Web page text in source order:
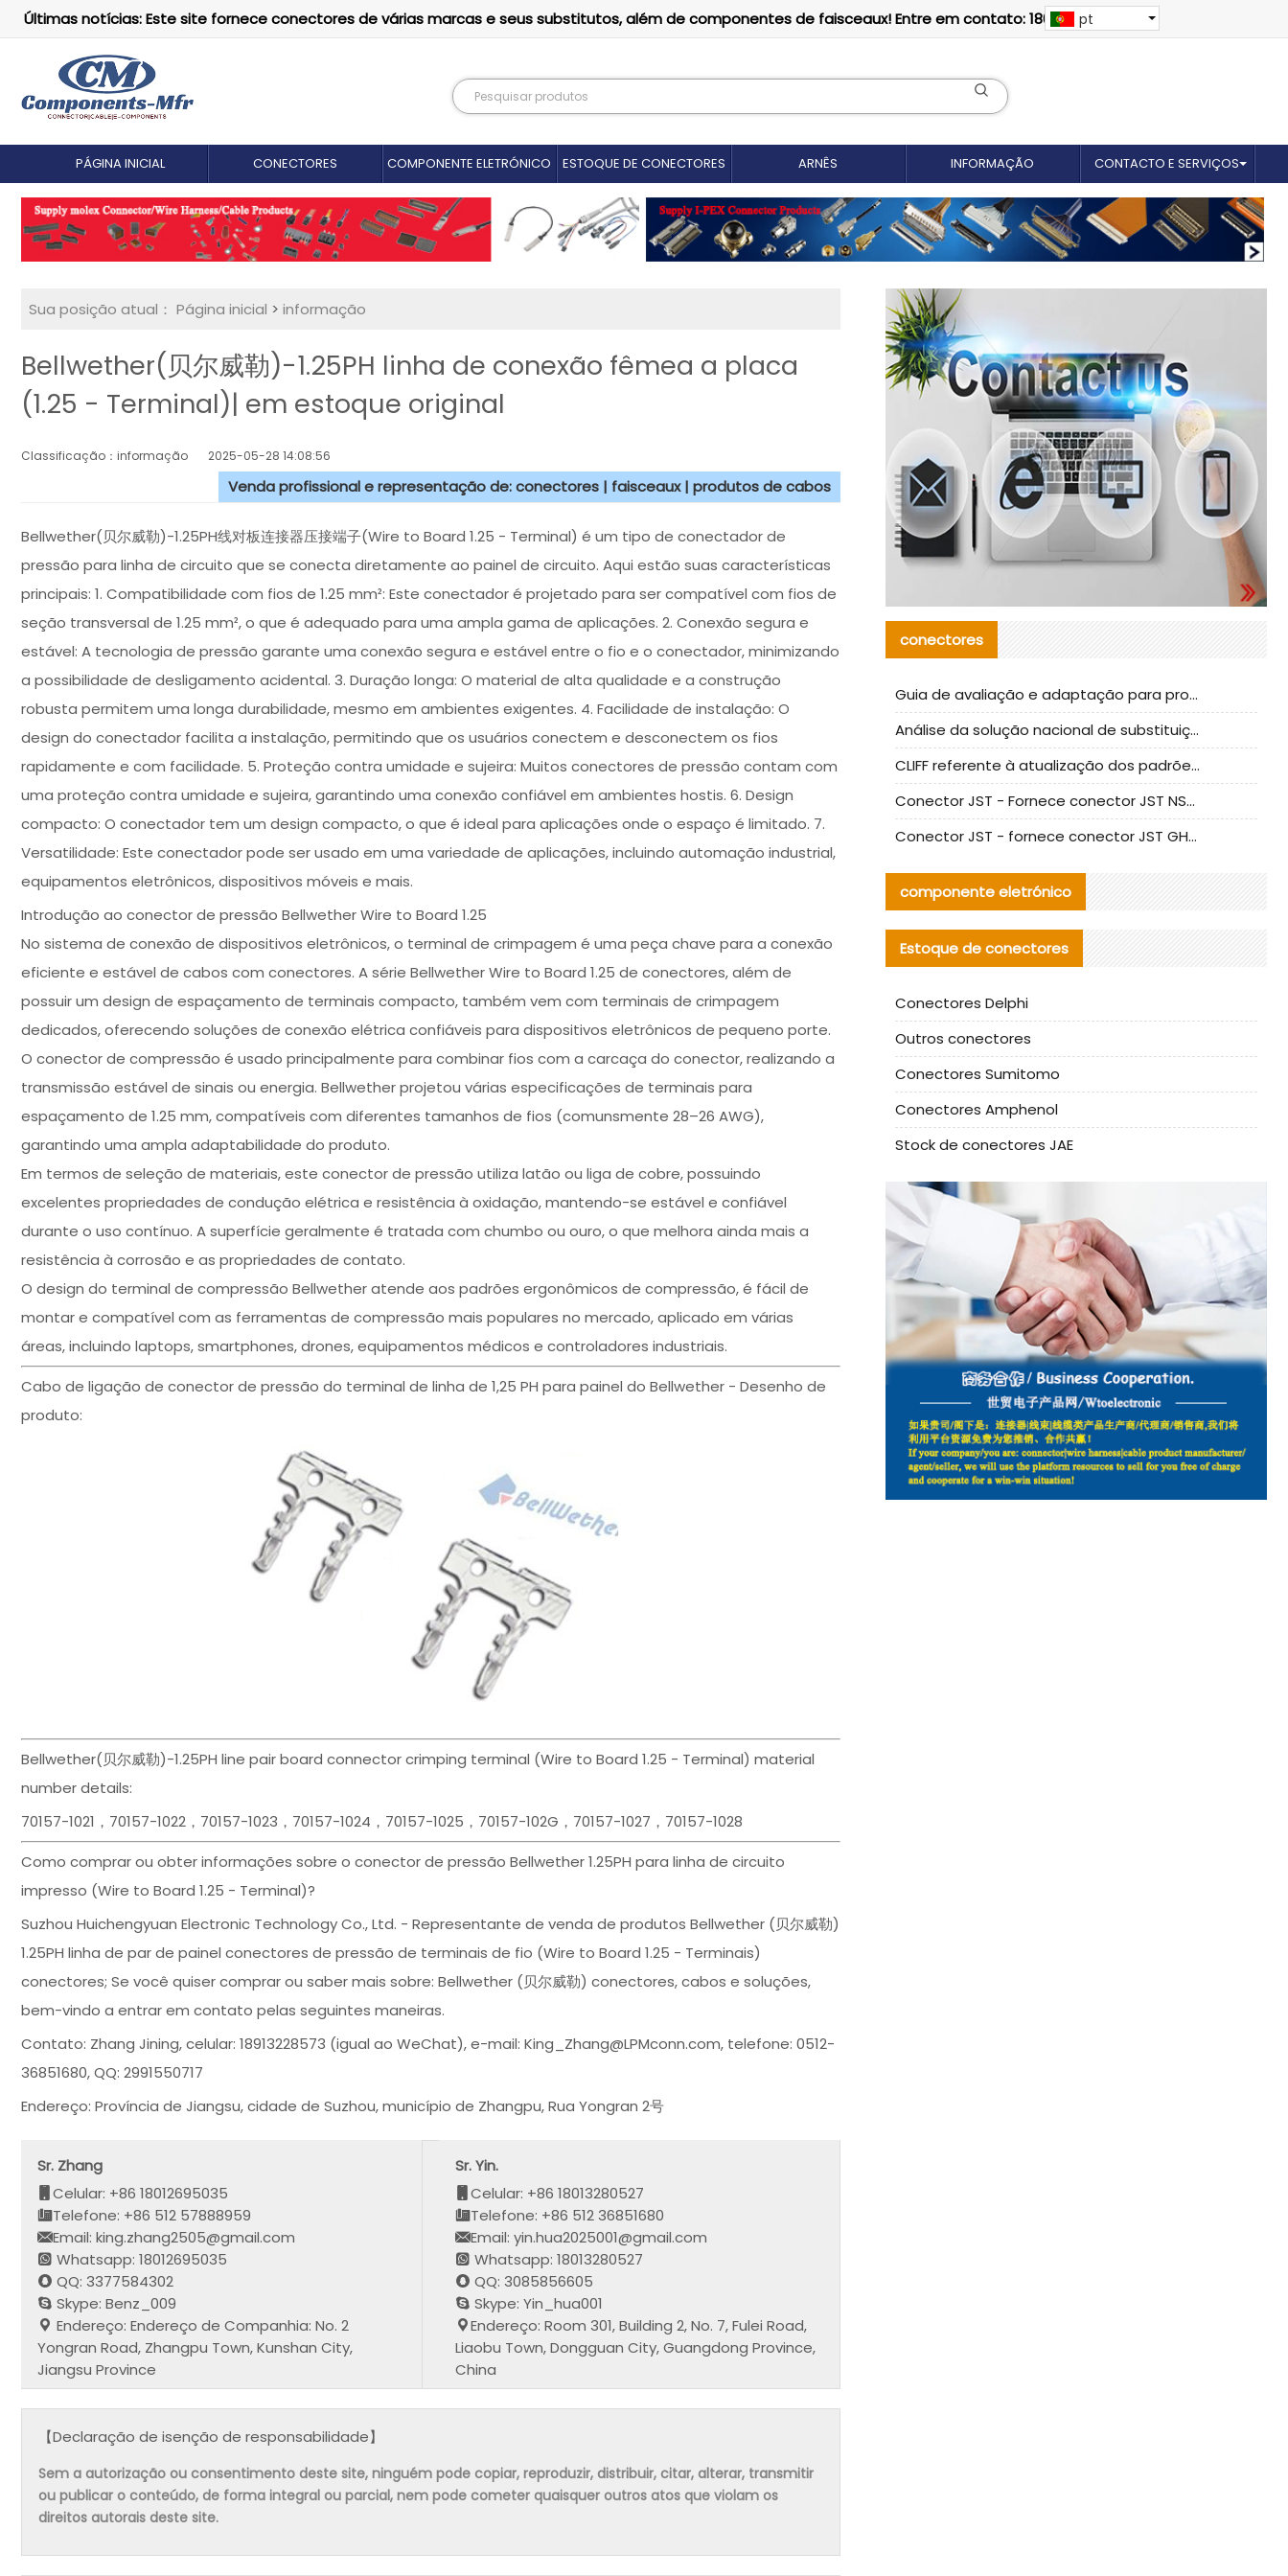
Últimas notícias: Este site fornece conectores de várias marcas e seus substitutos, além de componentes de faisceaux! Entre em contato: 18012695035
pt
PÁGINA INICIAL CONECTORES COMPONENTE ELETRÓNICO ESTOQUE DE CONECTORES ARNÊS INFORMAÇÃO CONTACTO E SERVIÇOS
Sua posição atual： Página inicial > informação
Bellwether(贝尔威勒)-1.25PH linha de conexão fêmea a placa
(1.25 - Terminal)| em estoque original
Classificação：informação 2025-05-28 14:08:56
Venda profissional e representação de: conectores | faisceaux | produtos de cabos
Bellwether(贝尔威勒)-1.25PH线对板连接器压接端子(Wire to Board 1.25 - Terminal) é um tipo de conectador de
pressão para linha de circuito que se conecta diretamente ao painel de circuito. Aqui estão suas características
principais: 1. Compatibilidade com fios de 1.25 mm²: Este conectador é projetado para ser compatível com fios de
seção transversal de 1.25 mm², o que é adequado para uma ampla gama de aplicações. 2. Conexão segura e
estável: A tecnologia de pressão garante uma conexão segura e estável entre o fio e o conectador, minimizando
a possibilidade de desligamento acidental. 3. Duração longa: O material de alta qualidade e a construção
robusta permitem uma longa durabilidade, mesmo em ambientes exigentes. 4. Facilidade de instalação: O
design do conectador facilita a instalação, permitindo que os usuários conectem e desconectem os fios
rapidamente e com facilidade. 5. Proteção contra umidade e sujeira: Muitos conectores de pressão contam com
uma proteção contra umidade e sujeira, garantindo uma conexão confiável em ambientes hostis. 6. Design
compacto: O conectador tem um design compacto, o que é ideal para aplicações onde o espaço é limitado. 7.
Versatilidade: Este conectador pode ser usado em uma variedade de aplicações, incluindo automação industrial,
equipamentos eletrônicos, dispositivos móveis e mais.
Introdução ao conector de pressão Bellwether Wire to Board 1.25
No sistema de conexão de dispositivos eletrônicos, o terminal de crimpagem é uma peça chave para a conexão
eficiente e estável de cabos com conectores. A série Bellwether Wire to Board 1.25 de conectores, além de
possuir um design de espaçamento de terminais compacto, também vem com terminais de crimpagem
dedicados, oferecendo soluções de conexão elétrica confiáveis para dispositivos eletrônicos de pequeno porte.
O conector de compressão é usado principalmente para combinar fios com a carcaça do conector, realizando a
transmissão estável de sinais ou energia. Bellwether projetou várias especificações de terminais para
espaçamento de 1.25 mm, compatíveis com diferentes tamanhos de fios (comunsmente 28–26 AWG),
garantindo uma ampla adaptabilidade do produto.
Em termos de seleção de materiais, este conector de pressão utiliza latão ou liga de cobre, possuindo
excelentes propriedades de condução elétrica e resistência à oxidação, mantendo-se estável e confiável
durante o uso contínuo. A superfície geralmente é tratada com chumbo ou ouro, o que melhora ainda mais a
resistência à corrosão e as propriedades de contato.
O design do terminal de compressão Bellwether atende aos padrões ergonômicos de compressão, é fácil de
montar e compatível com as ferramentas de compressão mais populares no mercado, aplicado em várias
áreas, incluindo laptops, smartphones, drones, equipamentos médicos e controladores industriais.
Cabo de ligação de conector de pressão do terminal de linha de 1,25 PH para painel do Bellwether - Desenho de
produto:
Bellwether(贝尔威勒)-1.25PH line pair board connector crimping terminal (Wire to Board 1.25 - Terminal) material
number details:
70157-1021，70157-1022，70157-1023，70157-1024，70157-1025，70157-102G，70157-1027，70157-1028
Como comprar ou obter informações sobre o conector de pressão Bellwether 1.25PH para linha de circuito
impresso (Wire to Board 1.25 - Terminal)?
Suzhou Huichengyuan Electronic Technology Co., Ltd. - Representante de venda de produtos Bellwether (贝尔威勒)
1.25PH linha de par de painel conectores de pressão de terminais de fio (Wire to Board 1.25 - Terminais)
conectores; Se você quiser comprar ou saber mais sobre: Bellwether (贝尔威勒) conectores, cabos e soluções,
bem-vindo a entrar em contato pelas seguintes maneiras.
Contato: Zhang Jining, celular: 18913228573 (igual ao WeChat), e-mail: King_Zhang@LPMconn.com, telefone: 0512-
36851680, QQ: 2991550717
Endereço: Província de Jiangsu, cidade de Suzhou, município de Zhangpu, Rua Yongran 2号
Sr. Zhang
Celular: +86 18012695035
Telefone: +86 512 57888959
Email: king.zhang2505@gmail.com
Whatsapp: 18012695035
QQ: 3377584302
Skype: Benz_009
Endereço: Endereço de Companhia: No. 2
Yongran Road, Zhangpu Town, Kunshan City,
Jiangsu Province
Sr. Yin.
Celular: +86 18013280527
Telefone: +86 512 36851680
Email: yin.hua2025001@gmail.com
Whatsapp: 18013280527
QQ: 3085856605
Skype: Yin_hua001
Endereço: Room 301, Building 2, No. 7, Fulei Road,
Liaobu Town, Dongguan City, Guangdong Province,
China
【Declaração de isenção de responsabilidade】
Sem a autorização ou consentimento deste site, ninguém pode copiar, reproduzir, distribuir, citar, alterar, transmitir
ou publicar o conteúdo, de forma integral ou parcial, nem pode cometer quaisquer outros atos que violam os
direitos autorais deste site.
conectores
Guia de avaliação e adaptação para produção em massa de componentes de cabos nacionais CNC Tech
Análise da solução nacional de substituição da linha de alta frequência I-PEX
CLIFF referente à atualização dos padrões de teste de conectores nacionais
Conector JST - Fornece conector JST NSHR-02V-S original | substituto
Conector JST - fornece conector JST GHR-09V-S autêntico | substituto
componente eletrónico
Estoque de conectores
Conectores Delphi
Outros conectores
Conectores Sumitomo
Conectores Amphenol
Stock de conectores JAE